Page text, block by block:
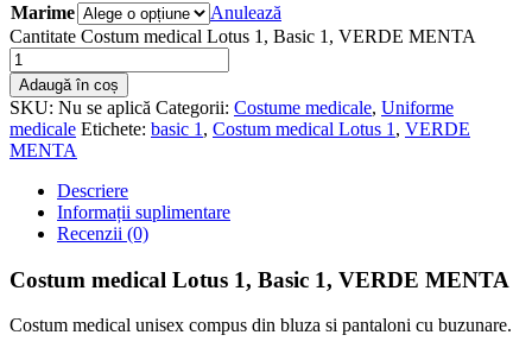
Marime
Anulează
Cantitate Costum medical Lotus 1, Basic 1, VERDE MENTA
Adaugă în coș
SKU: Nu se aplică Categorii: Costume medicale, Uniforme
medicale Etichete: basic 1 , Costum medical Lotus 1 , VERDE
MENTA
Descriere
Informații suplimentare
Recenzii (0)
Costum medical Lotus 1, Basic 1, VERDE MENTA
Costum medical unisex compus din bluza si pantaloni cu buzunare.